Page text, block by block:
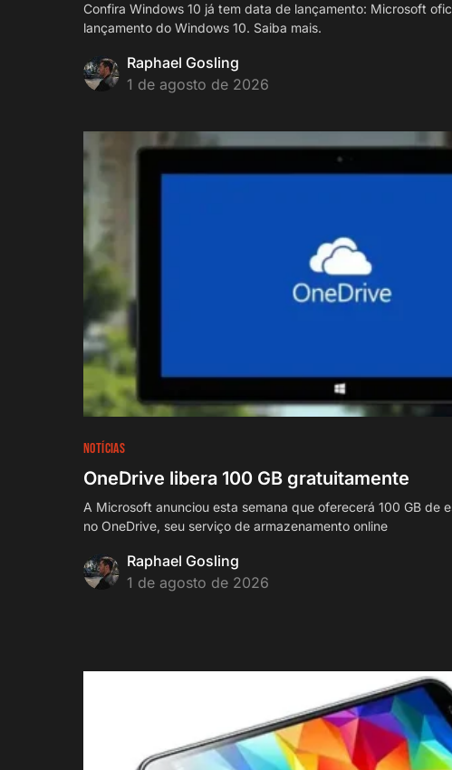
Confira Windows 10 já tem data de lançamento: Microsoft
lançamento do Windows 10. Saiba mais.
Raphael Gosling
1 de agosto de 2026
NOTÍCIAS
OneDrive libera 100 GB gratuitamente
A Microsoft anunciou esta semana que oferecerá 100 GB de
no OneDrive, seu serviço de armazenamento online
Raphael Gosling
1 de agosto de 2026